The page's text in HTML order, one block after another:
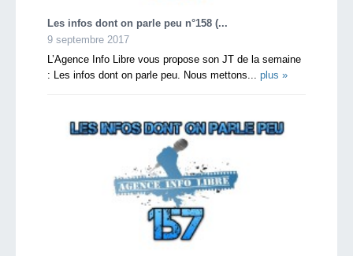
Les infos dont on parle peu n°158 (...
9 septembre 2017
L’Agence Info Libre vous propose son JT de la semaine
: Les infos dont on parle peu. Nous mettons... plus »